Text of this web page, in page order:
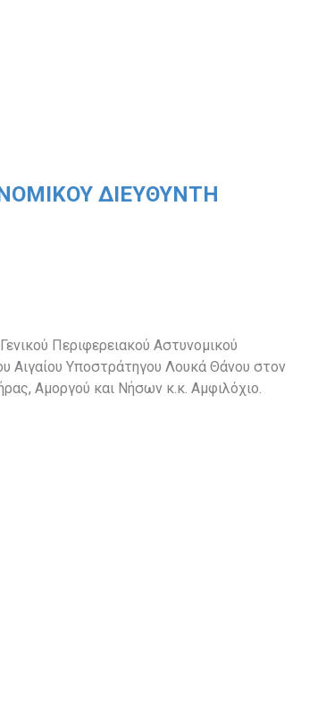
ΔΙΕΥΘΥΝΤΉ
Περιφερειακού Αστυνομικού
Αιγαίου Υποστράτηγου Λουκά Θάνου στον
Αμοργού και Νήσων κ.κ. Αμφιλόχιο.